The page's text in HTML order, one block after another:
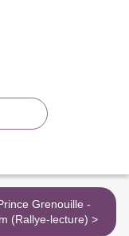
Grenouille -
Grimm (Rallye-lecture) >